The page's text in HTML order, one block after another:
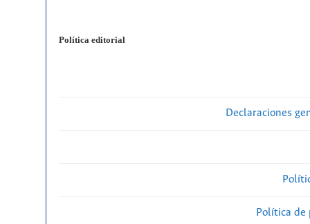
Política editorial
Declaraciones
Política